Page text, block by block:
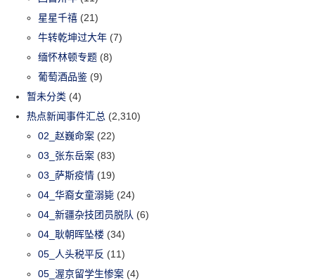
星星千禧 (21)
牛转乾坤过大年 (7)
缅怀林顿专题 (8)
葡萄酒品鉴 (9)
暂未分类 (4)
热点新闻事件汇总 (2,310)
02_赵巍命案 (22)
03_张东岳案 (83)
03_萨斯疫情 (19)
04_华裔女童溺毙 (24)
04_新疆杂技团员脱队 (6)
04_耿朝晖坠楼 (34)
05_人头税平反 (11)
05_渥京留学生惨案 (4)